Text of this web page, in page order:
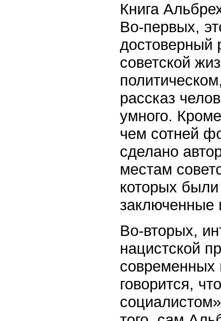
Книга
Во-первых,
достоверный
советской
рассказ
умного.
чем сотней
сделано
местам
которых
заключенные
Во-вторых,
нацистской
современных
говорится,